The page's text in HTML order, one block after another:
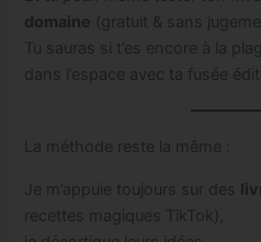
domaine (gratuit & sans
Tu sauras si t’es encore à la
dans l’espace avec ta fusée
La méthode reste la même :
Je m’appuie toujours sur des
recettes magiques TikTok),